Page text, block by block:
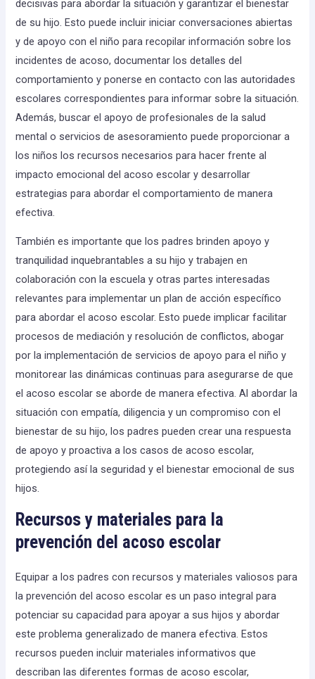
decisivas para abordar la situación y garantizar el bienestar
de su hijo. Esto puede incluir iniciar conversaciones abiertas
y de apoyo con el niño para recopilar información sobre los
incidentes de acoso, documentar los detalles del
comportamiento y ponerse en contacto con las autoridades
escolares correspondientes para informar sobre la situación.
Además, buscar el apoyo de profesionales de la salud
mental o servicios de asesoramiento puede proporcionar a
los niños los recursos necesarios para hacer frente al
impacto emocional del acoso escolar y desarrollar
estrategias para abordar el comportamiento de manera
efectiva.
También es importante que los padres brinden apoyo y
tranquilidad inquebrantables a su hijo y trabajen en
colaboración con la escuela y otras partes interesadas
relevantes para implementar un plan de acción específico
para abordar el acoso escolar. Esto puede implicar facilitar
procesos de mediación y resolución de conflictos, abogar
por la implementación de servicios de apoyo para el niño y
monitorear las dinámicas continuas para asegurarse de que
el acoso escolar se aborde de manera efectiva. Al abordar la
situación con empatía, diligencia y un compromiso con el
bienestar de su hijo, los padres pueden crear una respuesta
de apoyo y proactiva a los casos de acoso escolar,
protegiendo así la seguridad y el bienestar emocional de sus
hijos.
Recursos y materiales para la
prevención del acoso escolar
Equipar a los padres con recursos y materiales valiosos para
la prevención del acoso escolar es un paso integral para
potenciar su capacidad para apoyar a sus hijos y abordar
este problema generalizado de manera efectiva. Estos
recursos pueden incluir materiales informativos que
describan las diferentes formas de acoso escolar,